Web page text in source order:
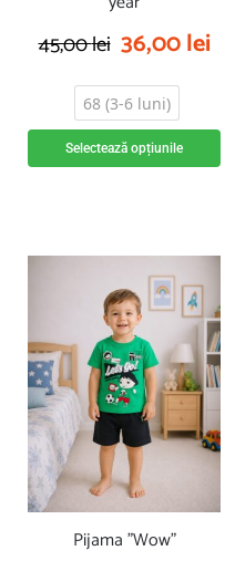
45,00lei 36,00lei
68 (3-6 luni)
Selectează opțiunile
Pijama ”Wow”